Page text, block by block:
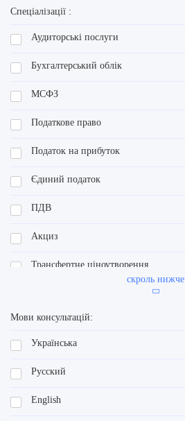
Спеціалізації :
Аудиторські послуги
Бухгалтерський облік
МСФЗ
Податкове право
Податок на прибуток
Єдиний податок
ПДВ
Акциз
Трансфертне ціноутворення
Перевірки контролюючих органів
Готівкові розрахунки і касові апарати
Трудове право
Оплата праці
скроль нижче
Мови консультацій:
Українська
Русский
English